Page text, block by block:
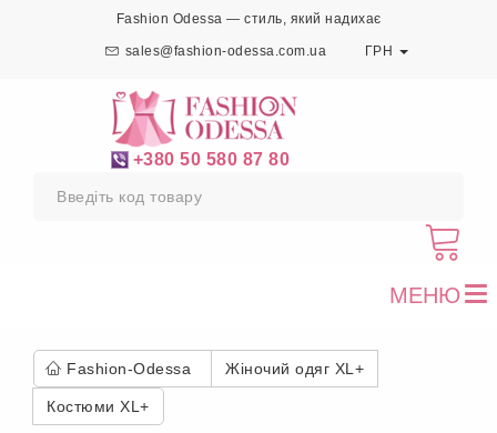
Fashion Odessa — стиль, який надихає
sales@fashion-odessa.com.ua ГРН
+380 50 580 87 80
МЕНЮ
Fashion-Odessa Жіночий одяг XL+
Костюми XL+